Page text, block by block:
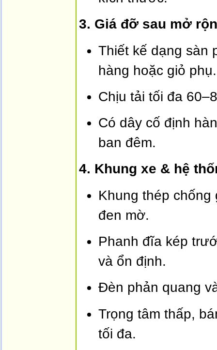
3. Giá đỡ sau mở
Thiết kế dạng sàn
hàng hoặc giỏ phụ.
Chịu tải tối đa
Có dây cố định
ban đêm.
4. Khung xe & hệ
Khung thép
đen mờ.
Phanh đĩa kép
và ổn định.
Đèn phản quang
Trọng tâm thấp,
tối đa.